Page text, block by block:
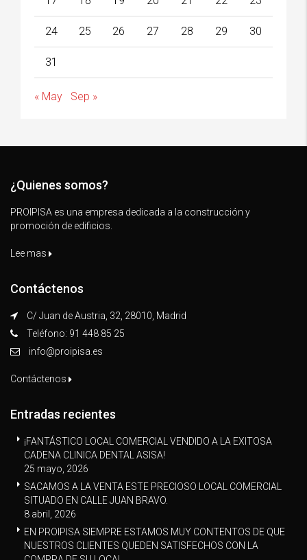
24 25 26 27 28 29 30
31
« May Sep »
¿Quienes somos?
PROIPISA es una empresa dedicada a la construcción y
promoción de edificios.
Lee mas
Contáctenos
C/ Juan de Austria, 32, 28010, Madrid
Teléfono: 91 448 85 25
info@proipisa.es
Contáctenos
Entradas recientes
¡FANTÁSTICO LOCAL COMERCIAL VENDIDO A LA EXITOSA
CADENA CLINICA DENTAL ASISA!
25 mayo, 2026
SACAMOS A LA VENTA ESTE PRECIOSO LOCAL COMERCIAL
SITUADO EN CALLE JUAN BRAVO.
8 abril, 2026
EN PROIPISA SIEMPRE ESTAMOS MUY CONTENTOS DE QUE
NUESTROS CLIENTES QUEDEN SATISFECHOS CON LA